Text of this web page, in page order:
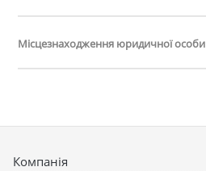
Місцезнаходження юридичної особи
Компанія